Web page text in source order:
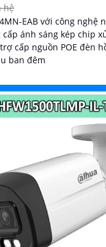
hệ
EAB với công nghệ
ánh sáng kép chip
ban đêm